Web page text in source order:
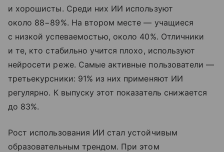
и хорошисты. Среди них ИИ используют
около 88−89%. На втором месте — учащиеся
с низкой успеваемостью, около 40%. Отличники
и те, кто стабильно учится плохо, используют
нейросети реже. Самые активные пользователи —
третьекурсники: 91% из них применяют ИИ
регулярно. К выпуску этот показатель снижается
до 83%.
Рост использования ИИ стал устойчивым
образовательным трендом. При этом